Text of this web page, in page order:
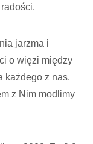
jarzma i
o więzi między
każdego z nas.
z Nim modlimy